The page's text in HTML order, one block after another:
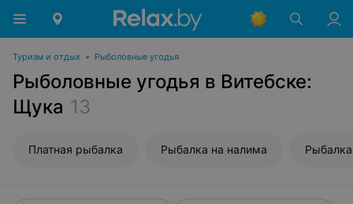
Туризм и отдых • Рыболовные угодья
Рыболовные угодья в Витебске:
Щука 13
Платная рыбалка Рыбалка на налима